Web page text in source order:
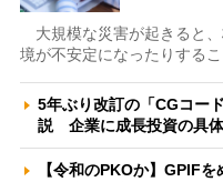
大規模な災害が起きると
境が不安定になったりする
5年ぶり改訂の「CGコー
説 企業に成長投資の具
【令和のPKOか】GPIF